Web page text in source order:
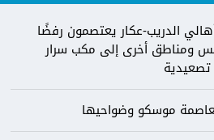
الدريب-عكار يعتصمون رفضًا
ومناطق أخرى إلى مكب سرار
موسكو وضواحيها